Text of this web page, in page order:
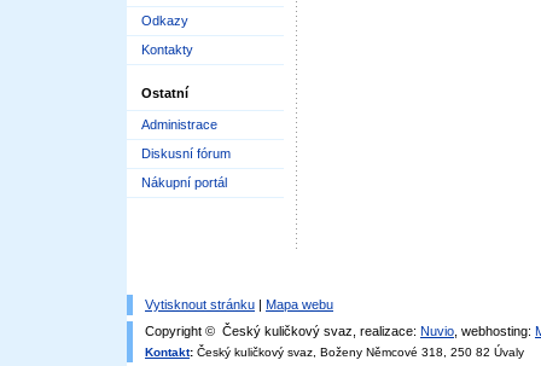
Odkazy
Kontakty
Ostatní
Administrace
Diskusní fórum
Nákupní portál
Vytisknout stránku | Mapa webu
Copyright © Český kuličkový svaz, realizace: Nuvio , webhosting:
Kontakt: Český kuličkový svaz, Boženy Němcové 318, 250 82 Úvaly